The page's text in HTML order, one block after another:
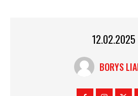
12.02.2025
BORYS